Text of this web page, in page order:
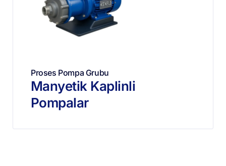
Proses Pompa Grubu
Manyetik Kaplinli
Pompalar